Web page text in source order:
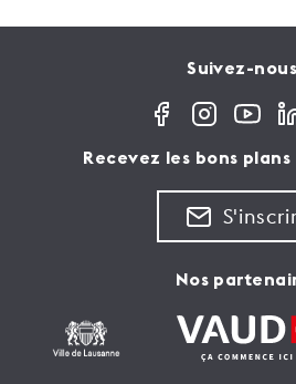
Suivez-
Recevez les bons
Nos